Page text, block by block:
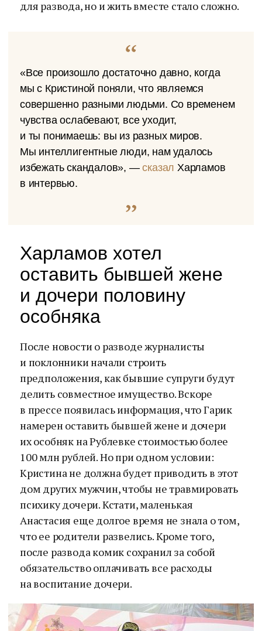
для развода, но и жить вместе стало сложно.
«Все произошло достаточно давно, когда
мы с Кристиной поняли, что являемся
совершенно разными людьми. Со временем
чувства ослабевают, все уходит,
и ты понимаешь: вы из разных миров.
Мы интеллигентные люди, нам удалось
избежать скандалов», —сказал Харламов
в интервью.
Харламов хотел
оставить бывшей жене
и дочери половину
особняка
После новости о разводе журналисты
и поклонники начали строить
предположения, как бывшие супруги будут
делить совместное имущество. Вскоре
в прессе появилась информация, что Гарик
намерен оставить бывшей жене и дочери
их особняк на Рублевке стоимостью более
100 млн рублей. Но при одном условии:
Кристина не должна будет приводить в этот
дом других мужчин, чтобы не травмировать
психику дочери. Кстати, маленькая
Анастасия еще долгое время не знала о том,
что ее родители развелись. Кроме того,
после развода комик сохранил за собой
обязательство оплачивать все расходы
на воспитание дочери.